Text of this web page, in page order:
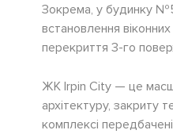
Зокрема, у будинку
встановлення
перекриття 3-го
ЖК Irpin City — це
архітектуру, закриту
комплексі